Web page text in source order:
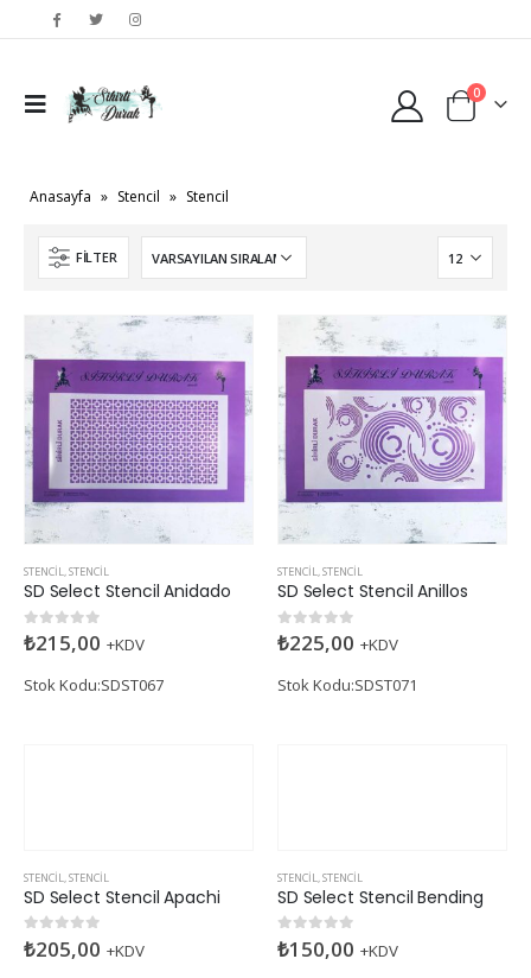
0
Anasayfa » Stencil » Stencil
FILTER
STENCIL,STENCIL
SD Select Stencil Anidado
05 üzerinden
₺215,00 +KDV
Stok Kodu:SDST067
STENCIL,STENCIL
SD Select Stencil Anillos
05 üzerinden
₺225,00 +KDV
Stok Kodu:SDST071
STENCIL,STENCIL
SD Select Stencil Apachi
05 üzerinden
₺205,00 +KDV
STENCIL,STENCIL
SD Select Stencil Bending
05 üzerinden
₺150,00 +KDV